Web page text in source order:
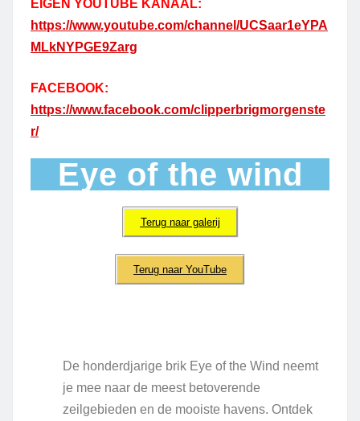
EIGEN YOUTUBE KANAAL:
https://www.youtube.com/channel/UCSaar1eYPA
MLkNYPGE9Zarg
FACEBOOK:
https://www.facebook.com/clipperbrigmorgenste
r/
Eye of the wind
Terug naar galerij
Terug naar YouTube
De honderdjarige brik Eye of the Wind neemt
je mee naar de meest betoverende
zeilgebieden en de mooiste havens. Ontdek